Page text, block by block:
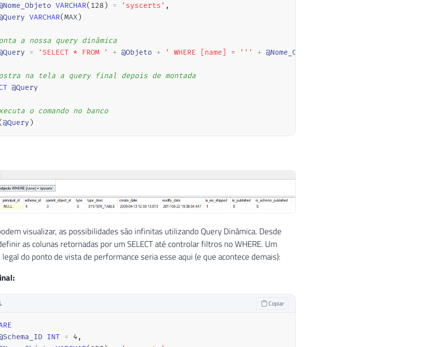
VARCHAR( 128 ) = 'syscerts' ,
VARCHAR(MAX)
a nossa query dinâmica
= 'SELECT * FROM ' + @Objeto + ' WHERE [name] = ''' + @Nome_Objeto
na tela a query final depois de montada
@Query
o comando no banco
@Query )
visualizar, as possibilidades são infinitas utilizando Query Dinâmica. Desde
as colunas retornadas por um SELECT até controlar filtros no WHERE. Um
do ponto de vista de performance seria esse aqui (e que acontece demais):
Copiar
INT = 4 ,